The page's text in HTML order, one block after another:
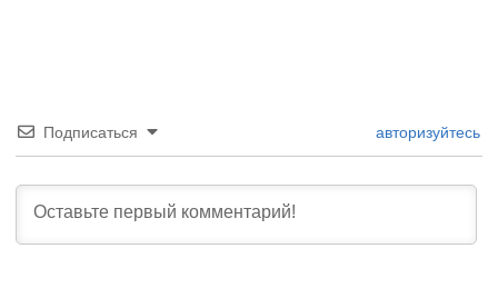
Подписаться авторизуйтесь